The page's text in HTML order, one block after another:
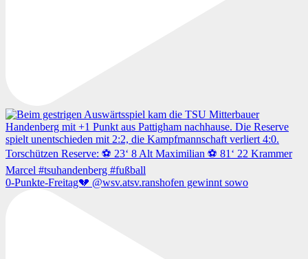
0-Punkte-Freitag💔 @wsv.atsv.ranshofen gewinnt sowo